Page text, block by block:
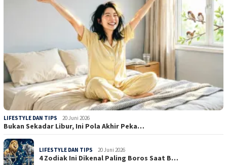
LIFESTYLE DAN TIPS 20 Juni 2026
Bukan Sekadar Libur, Ini Pola Akhir Peka…
LIFESTYLE DAN TIPS 20 Juni 2026
4 Zodiak Ini Dikenal Paling Boros Saat B…